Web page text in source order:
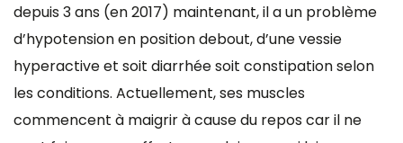
depuis 3 ans (en 2017) maintenant, il a un problème
d’hypotension en position debout, d’une vessie
hyperactive et soit diarrhée soit constipation selon
les conditions. Actuellement, ses muscles
commencent à maigrir à cause du repos car il ne